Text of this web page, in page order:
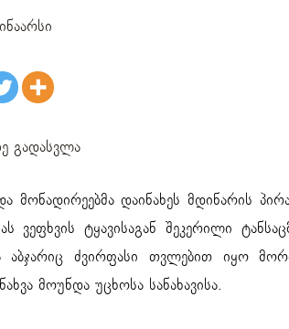
გადასვლა
მონადირეებმა დაინახეს მდინარის
ვეფხვის ტყავისაგან შეკერილი
აბჯარიც ძვირფასი თვლებით იყო
მოუნდა უცხოსა სანახავისა.